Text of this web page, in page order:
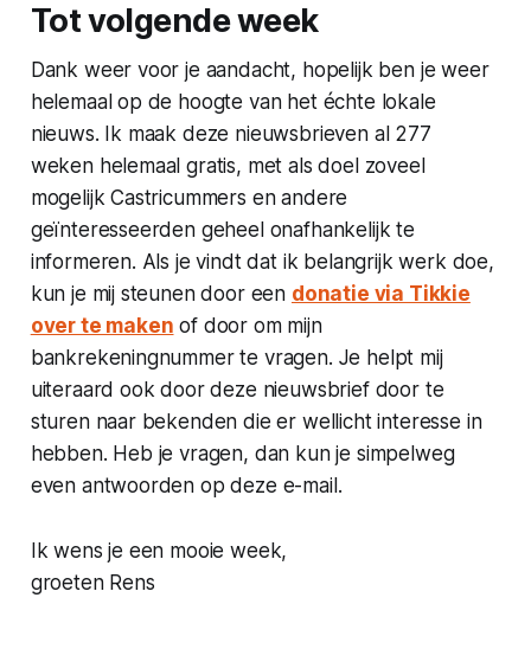
Tot volgende week
Dank weer voor je aandacht, hopelijk ben je weer
helemaal op de hoogte van het échte lokale
nieuws. Ik maak deze nieuwsbrieven al 277
weken helemaal gratis, met als doel zoveel
mogelijk Castricummers en andere
geïnteresseerden geheel onafhankelijk te
informeren. Als je vindt dat ik belangrijk werk doe,
kun je mij steunen door een donatie via Tikkie
over te maken of door om mijn
bankrekeningnummer te vragen. Je helpt mij
uiteraard ook door deze nieuwsbrief door te
sturen naar bekenden die er wellicht interesse in
hebben. Heb je vragen, dan kun je simpelweg
even antwoorden op deze e-mail.
Ik wens je een mooie week,
groeten Rens